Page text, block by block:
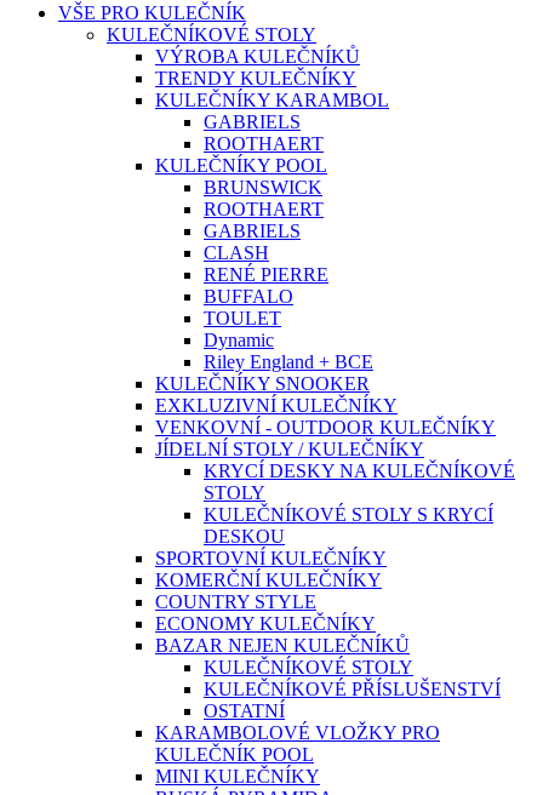
VŠE PRO KULEČNÍK
KULEČNÍKOVÉ STOLY
VÝROBA KULEČNÍKŮ
TRENDY KULEČNÍKY
KULEČNÍKY KARAMBOL
GABRIELS
ROOTHAERT
KULEČNÍKY POOL
BRUNSWICK
ROOTHAERT
GABRIELS
CLASH
RENÉ PIERRE
BUFFALO
TOULET
Dynamic
Riley England + BCE
KULEČNÍKY SNOOKER
EXKLUZIVNÍ KULEČNÍKY
VENKOVNÍ - OUTDOOR KULEČNÍKY
JÍDELNÍ STOLY / KULEČNÍKY
KRYCÍ DESKY NA KULEČNÍKOVÉ
STOLY
KULEČNÍKOVÉ STOLY S KRYCÍ
DESKOU
SPORTOVNÍ KULEČNÍKY
KOMERČNÍ KULEČNÍKY
COUNTRY STYLE
ECONOMY KULEČNÍKY
BAZAR NEJEN KULEČNÍKŮ
KULEČNÍKOVÉ STOLY
KULEČNÍKOVÉ PŘÍSLUŠENSTVÍ
OSTATNÍ
KARAMBOLOVÉ VLOŽKY PRO
KULEČNÍK POOL
MINI KULEČNÍKY